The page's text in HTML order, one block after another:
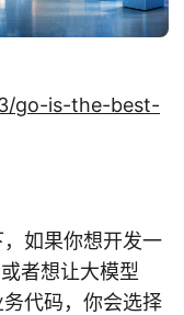
go-is-the-best-
如果你想开发一
者想让大模型
务代码，你会选择